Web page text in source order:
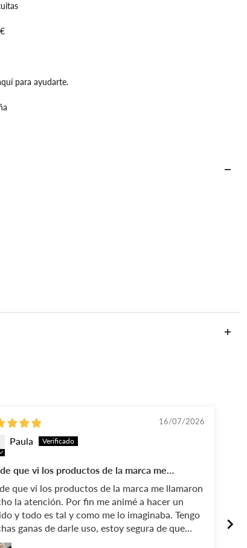
para ayudarte.
16/07/2026
Paula
que vi los productos de la marca me
mucho la atención
que vi los productos de la marca me llamaron
la atención. Por fin me animé a hacer un
y todo es tal y como me lo imaginaba. Tengo
ganas de darle uso, estoy segura de que
con todas mis expectativas. ¡Gracias!